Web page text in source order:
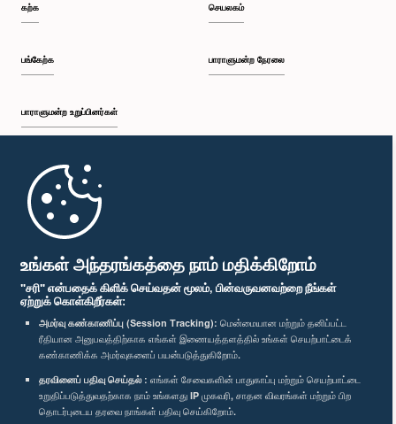
உங்கள் அந்தரங்கத்தை நாம் மதிக்கிறோம்
"சரி" என்பதைக் கிளிக் செய்வதன் மூலம், பின்வருவனவற்றை நீங்கள்
ஏற்றுக் கொள்கிறீர்கள்:
அமர்வு கண்காணிப்பு (Session Tracking): மென்மையான மற்றும் தனிப்பட்ட
ரீதியான அனுபவத்திற்காக எங்கள் இணையத்தளத்தில் உங்கள் செயற்பாட்டைக்
கண்காணிக்க அமர்வுகளைப் பயன்படுத்துகிறோம்.
தரவினைப் பதிவு செய்தல் : எங்கள் சேவைகளின் பாதுகாப்பு மற்றும் செயற்பாட்டை
உறுதிப்படுத்துவதற்காக நாம் உங்களது IP முகவரி, சாதன விவரங்கள் மற்றும் பிற
தொடர்புடைய தரவை நாங்கள் பதிவு செய்கிறோம்.
கற்க
பங்கேற்க
பாராளுமன்ற உறுப்பினர்கள்
முதற்பக்கம்
செயலகம்
பாராளுமன்ற நேரலை
பாராளுமன்ற கையடக்க செயலி
எம்மை பின்தொடர்க :
விருதுகள்